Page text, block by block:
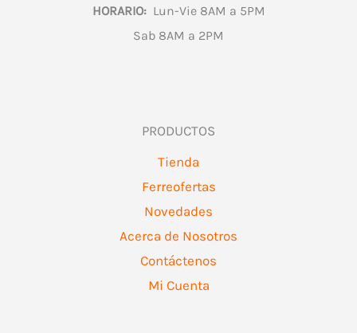
HORARIO:Lun-Vie 8AM a 5PM
Sab 8AM a 2PM
PRODUCTOS
Tienda
Ferreofertas
Novedades
Acerca de Nosotros
Contáctenos
Mi Cuenta